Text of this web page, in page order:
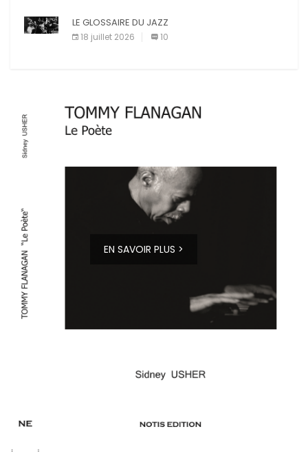
LE GLOSSAIRE DU JAZZ
18 juillet 2026 10
EN SAVOIR PLUS >